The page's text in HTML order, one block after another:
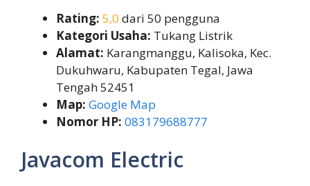
Rating: 5,0 dari 50 pengguna
Kategori Usaha: Tukang Listrik
Alamat: Karangmanggu, Kalisoka, Kec.
Dukuhwaru, Kabupaten Tegal, Jawa
Tengah 52451
Map: Google Map
Nomor HP: 083179688777
Javacom Electric